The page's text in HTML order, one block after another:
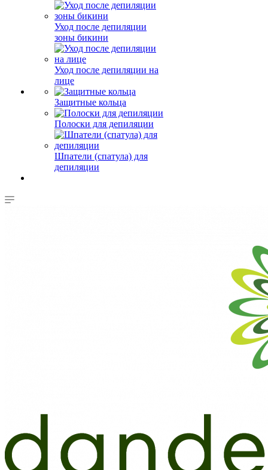
Уход после депиляции
зоны бикини
Уход после депиляции на
лице
Защитные кольца
Полоски для депиляции
Шпатели (спатула) для
депиляции